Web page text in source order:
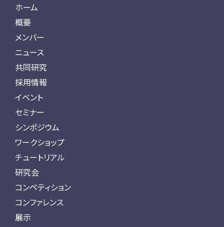
ホーム
概要
メンバー
ニュース
共同研究
採用情報
イベント
セミナー
シンポジウム
ワークショップ
チュートリアル
研究会
コンペティション
コンファレンス
展示